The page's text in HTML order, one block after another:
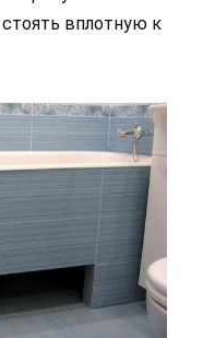
вплотную к